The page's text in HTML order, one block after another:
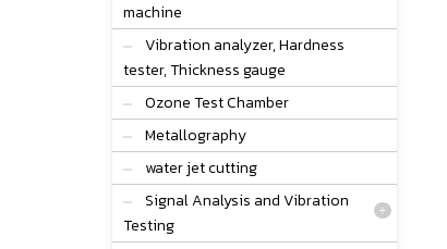
machine
Vibration analyzer, Hardness
tester, Thickness gauge
Ozone Test Chamber
Metallography
water jet cutting
Signal Analysis and Vibration
Testing